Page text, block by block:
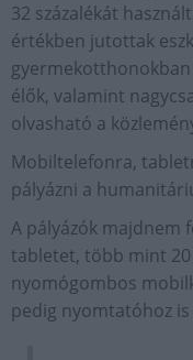
32 százalékát
értékben jutottak
élők, valamint
olvasható a
Mobiltelefonra,
pályázni a
A pályázók majdnem
tabletet, több mint
nyomógombos
pedig nyomtatóhoz